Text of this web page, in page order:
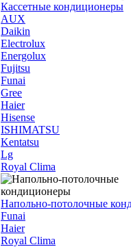
Кассетные кондиционеры
AUX
Daikin
Electrolux
Energolux
Fujitsu
Funai
Gree
Haier
Hisense
ISHIMATSU
Kentatsu
Lg
Royal Clima
Напольно-потолочные
Funai
Haier
Royal Clima